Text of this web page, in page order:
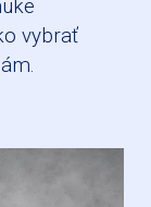
vybrať